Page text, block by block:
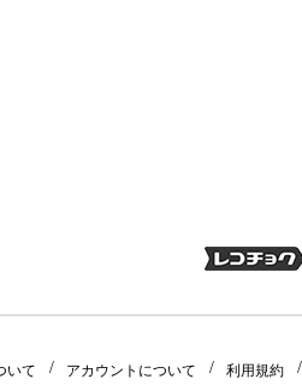
いて アカウントについて 利用規約